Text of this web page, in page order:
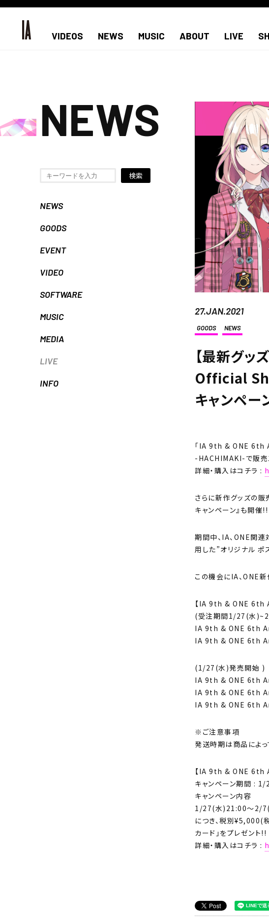
VIDEOS NEWS MUSIC ABOUT LIVE
NEWS
検索
NEWS
GOODS
EVENT
VIDEO
SOFTWARE
MUSIC
MEDIA
LIVE
INFO
27.JAN.2021
GOODS NEWS
【最新グ
Official
キャンペ
「IA 9th & ONE 6th
-HACHIMAKI-で販売
詳細・購入はコチラ :
さらに新作グッズの
キャンペーン』も開催!!
期間中、IA、ONE関
用した”オリジナル ポ
この機会にIA、ONE
【IA 9th & ONE 6th
(受注期間1/27(水
IA 9th & ONE 6th
IA 9th & ONE 6th
(1/27(水)発売開始 )
IA 9th & ONE 6th
IA 9th & ONE 6th
IA 9th & ONE 6th
※ご注意事項
発送時期は商品によっ
【IA 9th & ONE 6th
キャンペーン期間 :
キャンペーン内容
1/27(水)21:00〜2/7(
につき、税別
カード」をプレゼント!!
詳細・購入はコチラ :